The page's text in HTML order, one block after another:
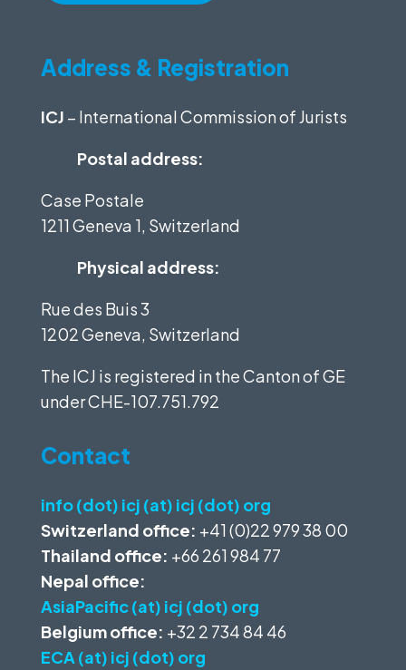
Address & Registration
ICJ – International Commission of Jurists
Postal address:
Case Postale
1211 Geneva 1, Switzerland
Physical address:
Rue des Buis 3
1202 Geneva, Switzerland
The ICJ is registered in the Canton of GE
underCHE-107.751.792
Contact
info (dot) icj (at) icj (dot) org
Switzerland office: +41 (0)22 979 38 00
Thailand office: +66 261 984 77
Nepal office:
AsiaPacific (at) icj (dot) org
Belgium office: +32 2 734 84 46
ECA (at) icj (dot) org